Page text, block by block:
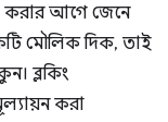
করার আগে জেনে
মৌলিক দিক, তাই
ব্লকিং
করা